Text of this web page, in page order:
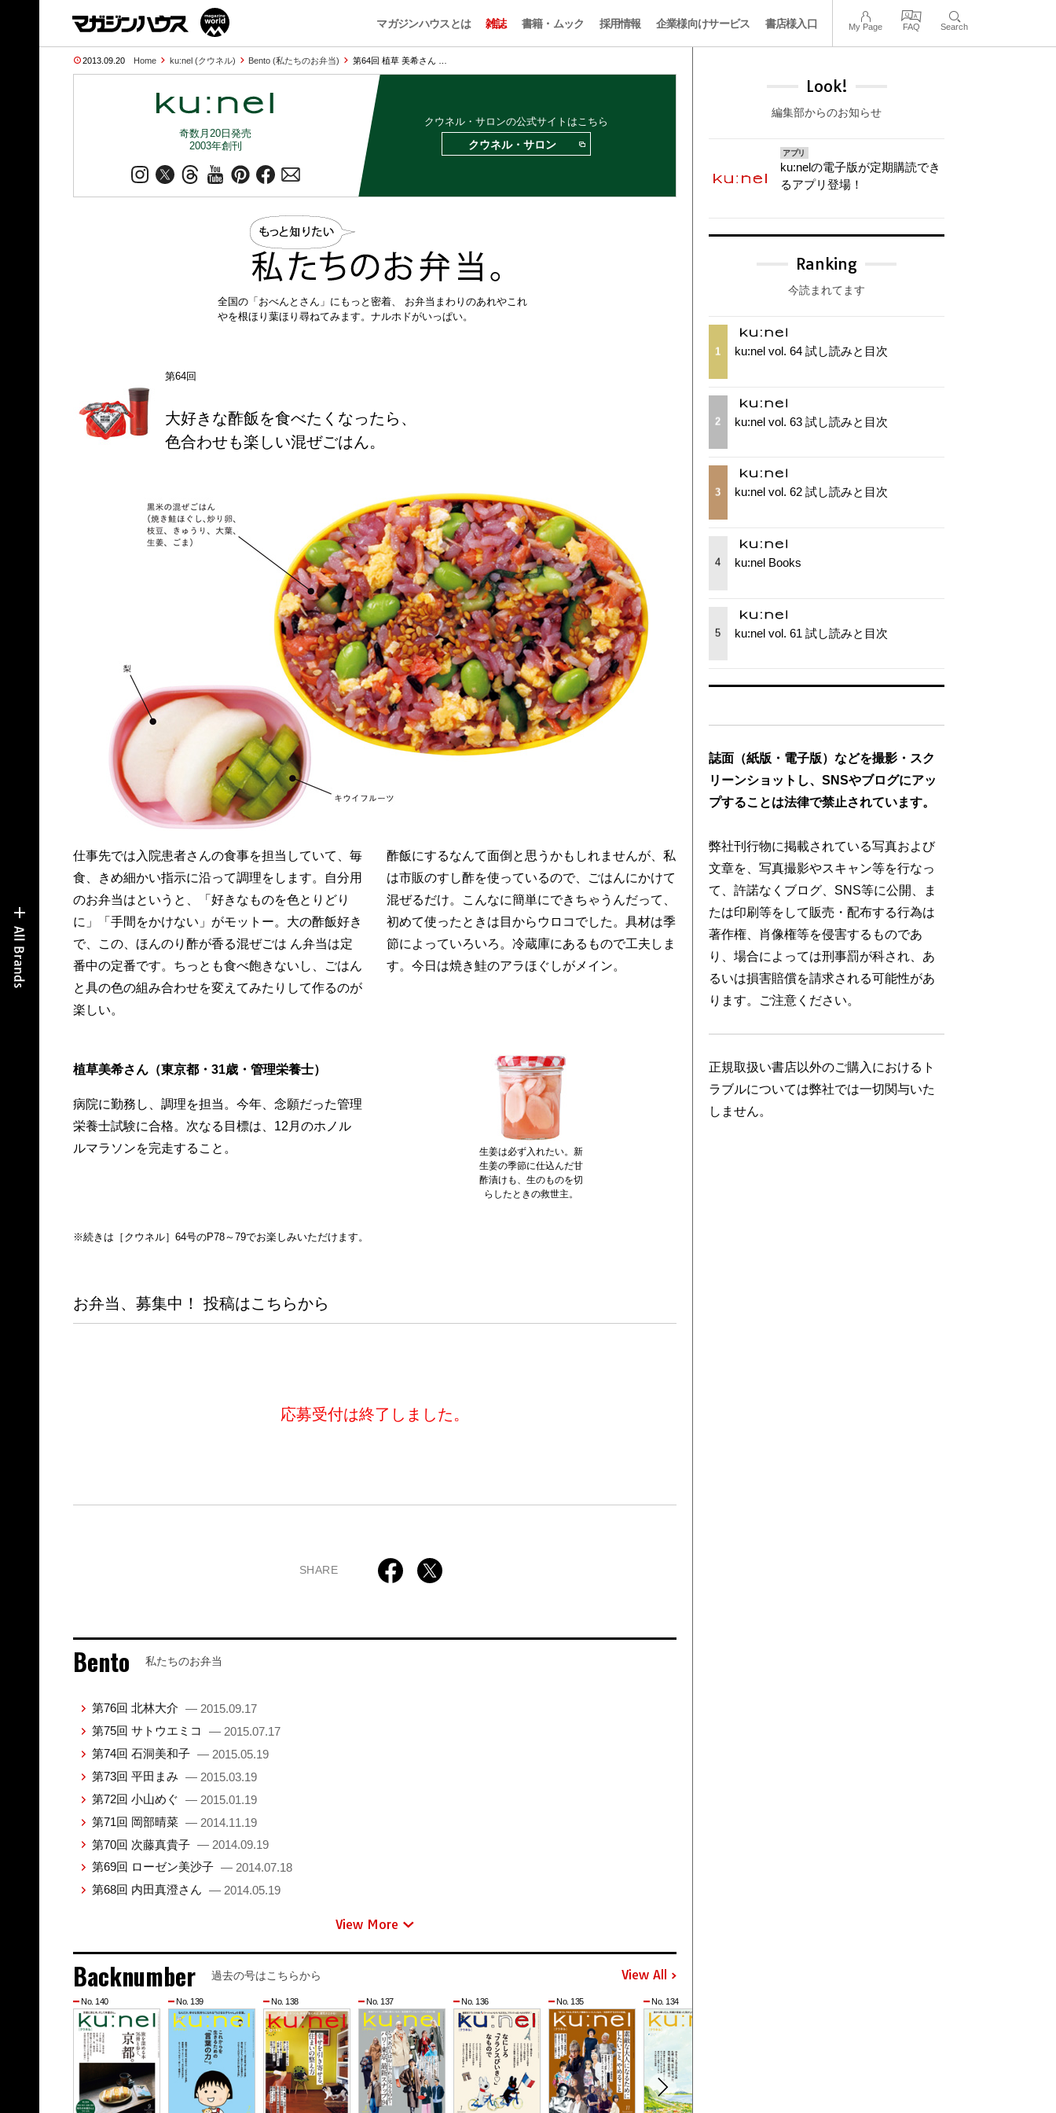
マガジンハウスとは 雑誌 書籍・ムック 採用情報 企業様向けサービス 書店様入口 My Page FAQ Search
2013.09.20 Home ku:nel (クウネル) Bento (私たちのお弁当) 第64回 植草 美希さん …
奇数月20日発売
2003年創刊
クウネル・サロンの公式サイトはこちら
クウネル・サロン
全国の「おべんとさん」にもっと密着、 お弁当まわりのあれやこれ
やを根ほり葉ほり尋ねてみます。ナルホドがいっぱい。
第64回
大好きな酢飯を食べたくなったら、
色合わせも楽しい混ぜごはん。
仕事先では入院患者さんの食事を担当していて、毎
食、きめ細かい指示に沿って調理をします。自分用
のお弁当はというと、「好きなものを色とりどり
に」「手間をかけない」がモットー。大の酢飯好き
で、この、ほんのり酢が香る混ぜごは ん弁当は定
番中の定番です。ちっとも食べ飽きないし、ごはん
と具の色の組み合わせを変えてみたりして作るのが
楽しい。
酢飯にするなんて面倒と思うかもしれませんが、私
は市販のすし酢を使っているので、ごはんにかけて
混ぜるだけ。こんなに簡単にできちゃうんだって、
初めて使ったときは目からウロコでした。具材は季
節によっていろいろ。冷蔵庫にあるもので工夫しま
す。今日は焼き鮭のアラほぐしがメイン。
植草美希さん（東京都・31歳・管理栄養士）
病院に勤務し、調理を担当。今年、念願だった管理
栄養士試験に合格。次なる目標は、12月のホノル
ルマラソンを完走すること。
生姜は必ず入れたい。新
生姜の季節に仕込んだ甘
酢漬けも、生のものを切
らしたときの救世主。
※続きは［クウネル］64号のP78～79でお楽しみいただけます。
お弁当、募集中！ 投稿はこちらから
応募受付は終了しました。
SHARE
Bento 私たちのお弁当
第76回 北林大介 — 2015.09.17
第75回 サトウエミコ
— 2015.07.17
第74回 石洞美和子 — 2015.05.19
第73回 平田まみ — 2015.03.19
第72回 小山めぐ — 2015.01.19
第71回 岡部晴菜 — 2014.11.19
第70回 次藤真貴子 — 2014.09.19
第69回 ローゼン美沙子 — 2014.07.18
第68回 内田真澄さん — 2014.05.19
View More
Backnumber 過去の号はこちらから View All
No. 140 No. 139 No. 138 No. 137 No. 136 No. 135 No. 134
Look!
編集部からのお知らせ
アプリ
ku:nelの電子版が定期購読でき
るアプリ登場！
Ranking
今読まれてます
1 ku:nel vol. 64 試し読みと目次
2 ku:nel vol. 63 試し読みと目次
3 ku:nel vol. 62 試し読みと目次
4 ku:nel Books
5 ku:nel vol. 61 試し読みと目次
誌面（紙版・電子版）などを撮影・スク
リーンショットし、SNSやブログにアッ
プすることは法律で禁止されています。
弊社刊行物に掲載されている写真および
文章を、写真撮影やスキャン等を行なっ
て、許諾なくブログ、SNS等に公開、ま
たは印刷等をして販売・配布する行為は
著作権、肖像権等を侵害するものであ
り、場合によっては刑事罰が科され、あ
るいは損害賠償を請求される可能性があ
ります。ご注意ください。
正規取扱い書店以外のご購入におけるト
ラブルについては弊社では一切関与いた
しません。